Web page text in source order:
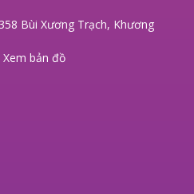
Bùi Xương Trạch, Khương
Xem bản đồ